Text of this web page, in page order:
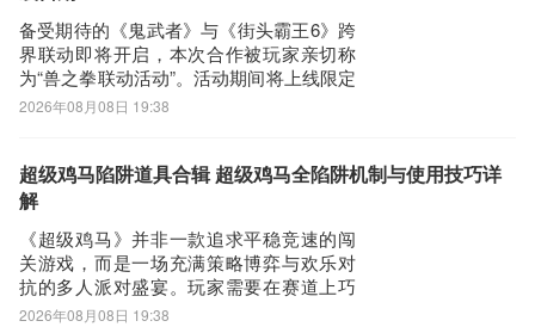
备受期待的《鬼武者》与《街头霸王6》跨
界联动即将开启，本次合作被玩家亲切称
为“兽之拳联动活动”。活动期间将上线限定
皮肤、专属场景及免费道具，吸引大量格
合性能排名第一的biubiu加速器！《biubiu
加速器》最新下载地址》》》》
2026年08月08日 19:38
超级鸡马陷阱道具合辑 超级鸡马全陷阱机制与使用技巧详
解
《超级鸡马》并非一款追求平稳竞速的闯
关游戏，而是一场充满策略博弈与欢乐对
抗的多人派对盛宴。玩家需要在赛道上巧
妙布置各类陷阱道具，通过预判对手行
2026年08月08日 19:38